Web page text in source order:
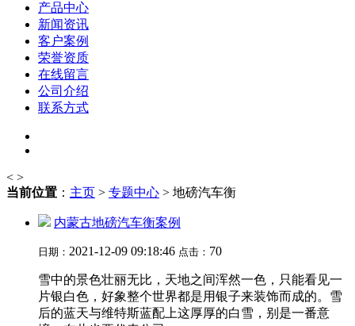
产品中心
新闻资讯
客户案例
荣誉资质
在线留言
公司介绍
联系方式
< >
当前位置 ： 主页 > 专题中心 > 地磅汽车衡
内蒙古地磅汽车衡案例
日期： 2021-12-09 09:18:46 点击： 70
雪中的景色壮丽无比，天地之间浑然一色，只能看见一
片银白色，好象整个世界都是用银子来装饰而成的。雪
后的蓝天与维特斯蓝配上这厚厚的白雪，别是一番意